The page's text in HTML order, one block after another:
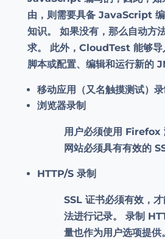
由，则需要具备 JavaScript
知识。 如果没有，那么自动方
求。 此外，CloudTest 能够
脚本或配置、编辑和运行新的
移动应用（又名触摸测试）录
浏览器录制
用户必须使用 Firefox
网站必须具有有效的
HTTP/S 录制
SSL 证书必须有效，
法进行记录。 录制
量也作为用户选项提